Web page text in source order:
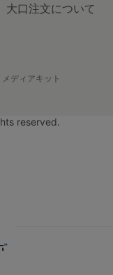
大口注文について
メディアキット
reserved.